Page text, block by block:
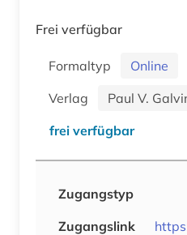
Frei verfügbar
Formaltyp
Online
Verlag
Paul V.
frei verfügbar
Zugangstyp
Zugangslink